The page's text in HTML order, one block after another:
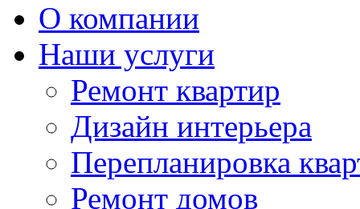
О компании
Наши услуги
Ремонт квартир
Дизайн интерьера
Перепланировка
Ремонт домов